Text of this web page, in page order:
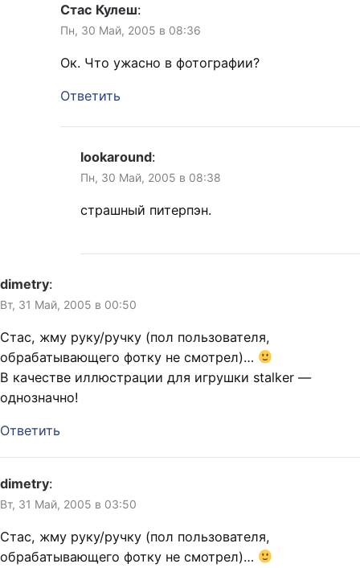
Стас Кулеш:
Пн, 30 Май, 2005 в 08:36
Ок. Что ужасно в фотографии?
Ответить
lookaround:
Пн, 30 Май, 2005 в 08:38
страшный питерпэн.
dimetry:
Вт, 31 Май, 2005 в 00:50
Стас, жму руку/ручку (пол пользователя,
обрабатывающего фотку не смотрел)…
В качестве иллюстрации для игрушки stalker —
однозначно!
Ответить
dimetry:
Вт, 31 Май, 2005 в 03:50
Стас, жму руку/ручку (пол пользователя,
обрабатывающего фотку не смотрел)…